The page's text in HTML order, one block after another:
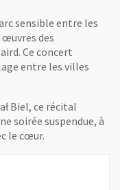
sensible entre les
des
Ce concert
entre les villes
Biel, ce récital
soirée suspendue, à
le cœur.